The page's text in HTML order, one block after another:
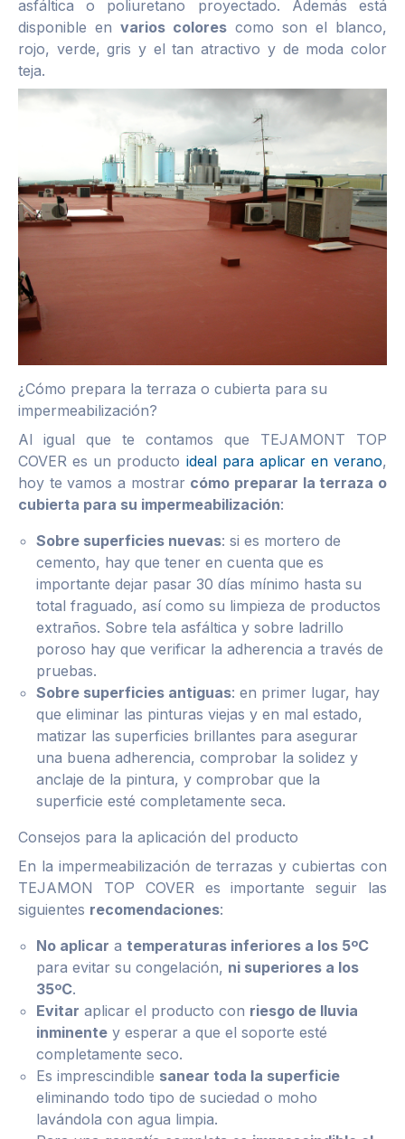
asfáltica o poliuretano proyectado. Además está
disponible en varios colores como son el blanco,
rojo, verde, gris y el tan atractivo y de moda color
teja.
¿Cómo prepara la terraza o cubierta para su
impermeabilización?
Al igual que te contamos que TEJAMONT TOP
COVER es un producto ideal para aplicar en verano,
hoy te vamos a mostrar cómo preparar la terraza o
cubierta para su impermeabilización:
Sobre superficies nuevas: si es mortero de
cemento, hay que tener en cuenta que es
importante dejar pasar 30 días mínimo hasta su
total fraguado, así como su limpieza de productos
extraños. Sobre tela asfáltica y sobre ladrillo
poroso hay que verificar la adherencia a través de
pruebas.
Sobre superficies antiguas: en primer lugar, hay
que eliminar las pinturas viejas y en mal estado,
matizar las superficies brillantes para asegurar
una buena adherencia, comprobar la solidez y
anclaje de la pintura, y comprobar que la
superficie esté completamente seca.
Consejos para la aplicación del producto
En la impermeabilización de terrazas y cubiertas con
TEJAMON TOP COVER es importante seguir las
siguientes recomendaciones:
No aplicar a temperaturas inferiores a los 5ºC
para evitar su congelación, ni superiores a los
35ºC.
Evitar aplicar el producto con riesgo de lluvia
inminente y esperar a que el soporte esté
completamente seco.
Es imprescindible sanear toda la superficie
eliminando todo tipo de suciedad o moho
lavándola con agua limpia.